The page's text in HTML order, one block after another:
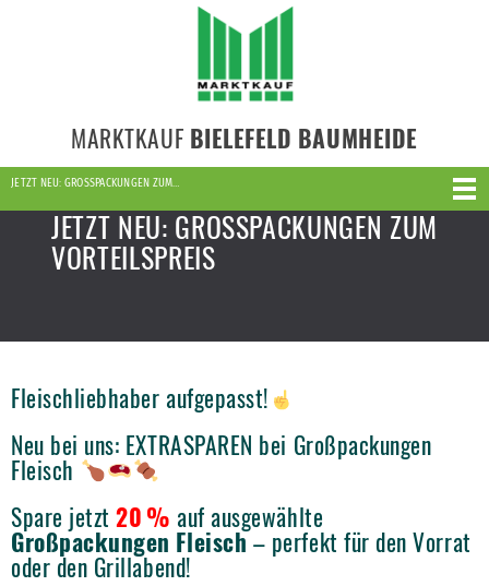
MARKTKAUF BIELEFELD BAUMHEIDE
JETZT NEU: GROSSPACKUNGEN ZUM…
JETZT NEU: GROSSPACKUNGEN ZUM
VORTEILSPREIS
Fleischliebhaber aufgepasst!
Neu bei uns: EXTRASPAREN bei Großpackungen
Fleisch
Spare jetzt20 % auf ausgewählte
Großpackungen Fleisch– perfekt für den Vorrat
oder den Grillabend!